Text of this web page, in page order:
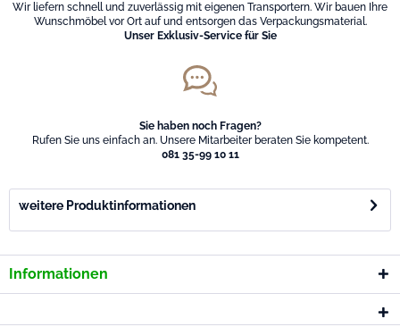
Wir liefern schnell und zuverlässig mit eigenen Transportern. Wir bauen Ihre
Wunschmöbel vor Ort auf und entsorgen das Verpackungsmaterial.
Unser Exklusiv-Service für Sie
Sie haben noch Fragen?
Rufen Sie uns einfach an. Unsere Mitarbeiter beraten Sie kompetent.
081 35-99 10 11
weitere Produktinformationen
Informationen